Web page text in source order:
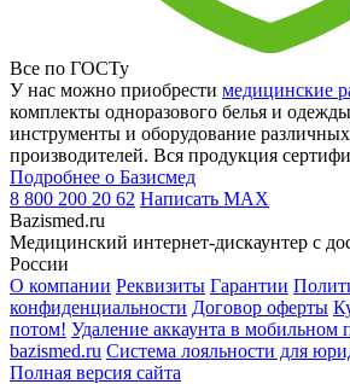
Все по ГОСТу
У нас можно приобрести медицинские
комплекты одноразового белья и
инструменты и оборудование
производителей. Вся продукция
Подробнее о Базисмед
8 800 200 20 62 Написать MAX
Bazismed.ru
Медицинский интернет-дискаунтер с
России
О компании Реквизиты Гарантии
конфиденциальности Договор оферты
потом! Удаление аккаунта в мобильном
bazismed.ru Система лояльности для
Полная версия сайта